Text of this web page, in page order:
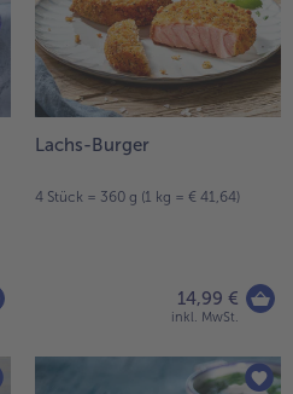
Lachs-Burger
4 Stück = 360 g (1 kg = € 41,64)
14,99 €
inkl. MwSt.